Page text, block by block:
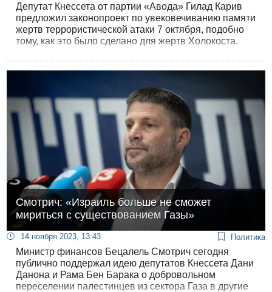
Депутат Кнессета от партии «Авода» Гилад Карив
предложил законопроект по увековечиванию памяти
жертв террористической атаки 7 октября, подобно
тому, как это было сделано для жертв Холокоста.
представители «Ликуда», «Еш Атид» и «Лагеря
Смотрич: «Израиль больше не сможет
мириться с существованием Газы»
14 ноября 2023, 13:43 Политика
Министр финансов Бецалель Смотрич сегодня
публично поддержал идею депутатов Кнессета Дани
Данона и Рама Бен Барака о добровольном
переселении палестинцев из сектора Газа в другие